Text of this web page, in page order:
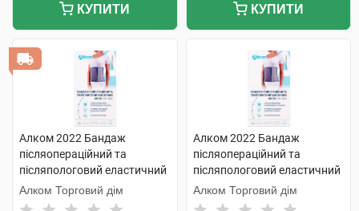
КУПИТИ КУПИТИ
Алком 2022 Бандаж
післяопераційний та
післяпологовий еластичний
Євро розмір 3 1 шт
Алком Торговий дім
Алком 2022 Бандаж
післяопераційний та
післяпологовий еластичний
Євро розмір 4 1 шт
Алком Торговий дім